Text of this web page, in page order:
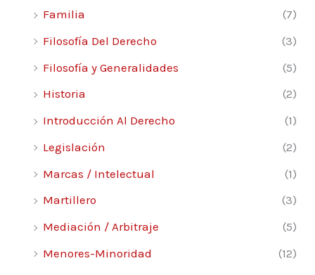
Familia
(7)
Filosofía Del Derecho
(3)
Filosofía y Generalidades
(5)
Historia
(2)
Introducción Al Derecho
(1)
Legislación
(2)
Marcas / Intelectual
(1)
Martillero
(3)
Mediación / Arbitraje
(5)
Menores-Minoridad
(12)